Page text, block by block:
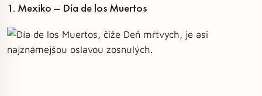
1. Mexiko – Día de los Muertos